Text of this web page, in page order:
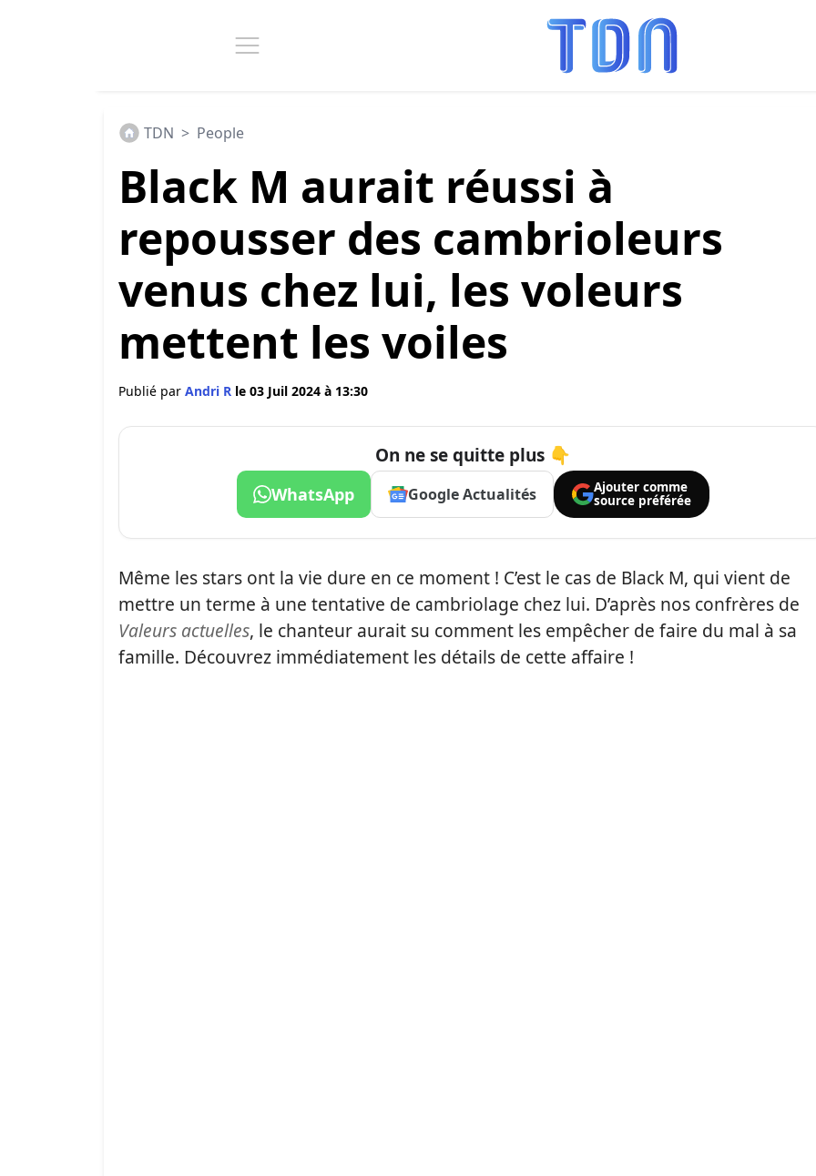
TDN > People
Black M aurait réussi à
repousser des cambrioleurs
venus chez lui, les voleurs
mettent les voiles
Publié par Andri R le 03 Juil 2024 à 13:30
On ne se quitte plus 👇
WhatsApp Google Actualités
Ajouter comme
source préférée
Même les stars ont la vie dure en ce moment ! C’est le cas de Black M, qui vient de
mettre un terme à une tentative de cambriolage chez lui. D’après nos confrères de
Valeurs actuelles, le chanteur aurait su comment les empêcher de faire du mal à sa
famille. Découvrez immédiatement les détails de cette affaire !